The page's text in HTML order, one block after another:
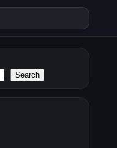
Search